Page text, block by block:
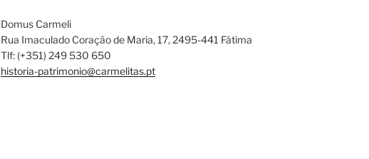
Domus Carmeli
Rua Imaculado Coração de Maria, 17, 2495-441 Fátima
Tlf: (+351) 249 530 650
historia-patrimonio@carmelitas.pt